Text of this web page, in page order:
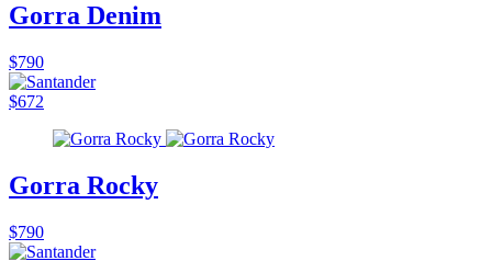
Gorra Denim
$790
$672
Gorra Rocky
$790